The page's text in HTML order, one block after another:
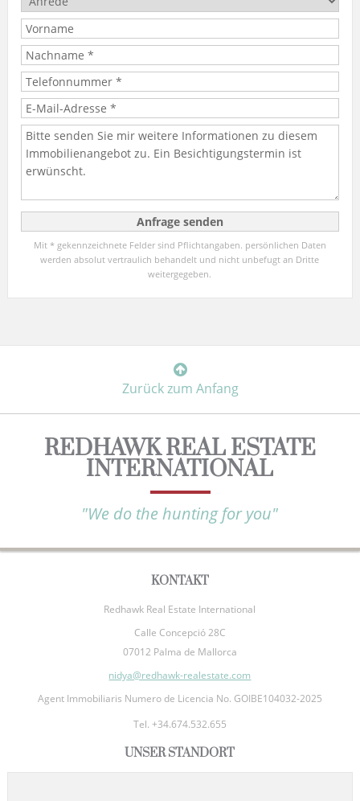
Mit * gekennzeichnete Felder sind Pflichtangaben. persönlichen Daten
werden absolut vertraulich behandelt und nicht unbefugt an Dritte
weitergegeben.
Zurück zum Anfang
REDHAWK REAL ESTATE
INTERNATIONAL
"We do the hunting for you"
KONTAKT
Redhawk Real Estate International
Calle Concepció 28C
07012 Palma de Mallorca
nidya@redhawk-realestate.com
Agent Immobiliaris Numero de Licencia No. GOIBE104032-2025
Tel. +34.674.532.655
UNSER STANDORT